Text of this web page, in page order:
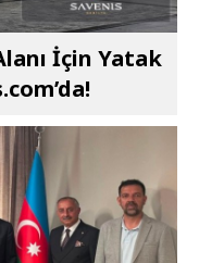
İçin Yatak